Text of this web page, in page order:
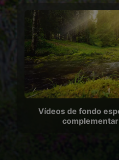
Vídeos de fondo